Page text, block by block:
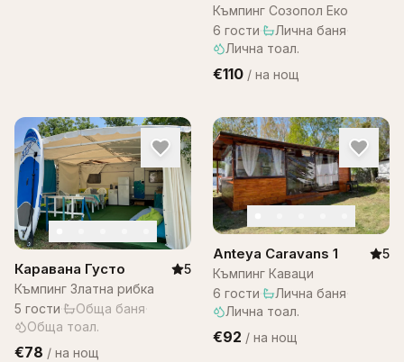
Къмпинг Созопол Еко
6 гости· Лична баня·
Лична тоал.
€110 / на нощ
Каравана Густо
5
Къмпинг Златна рибка
5 гости· Обща баня·
Обща тоал.
€78 / на нощ
Anteya Caravans 1
5
Къмпинг Каваци
6 гости· Лична баня·
Лична тоал.
€92 / на нощ